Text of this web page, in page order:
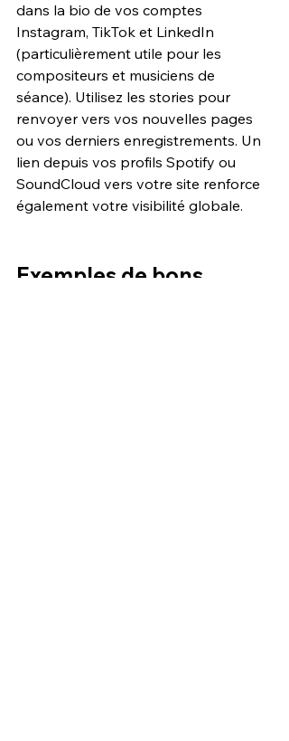
dans la bio de vos comptes
Instagram, TikTok et LinkedIn
(particulièrement utile pour les
compositeurs et musiciens de
séance). Utilisez les stories pour
renvoyer vers vos nouvelles pages
ou vos derniers enregistrements. Un
lien depuis vos profils Spotify ou
SoundCloud vers votre site renforce
également votre visibilité globale.
Exemples de bons